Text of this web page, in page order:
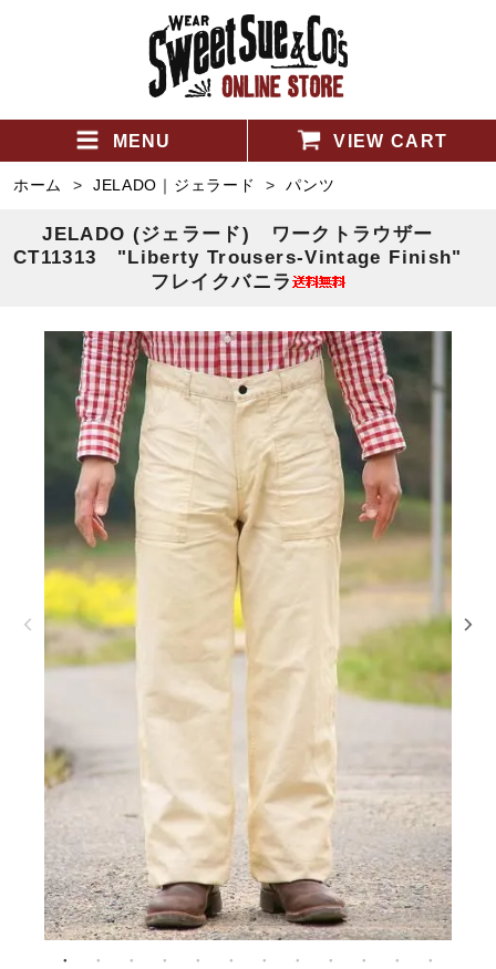
MENU VIEW CART
ホーム > JELADO｜ジェラード >パンツ
JELADO (ジェラード) ワークトラウザー
CT11313 "Liberty Trousers-Vintage Finish"
フレイクバニラ